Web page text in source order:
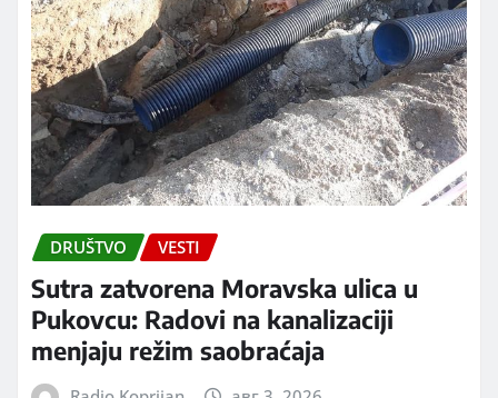
DRUŠTVO VESTI
Sutra zatvorena Moravska ulica u
Pukovcu: Radovi na kanalizaciji
menjaju režim saobraćaja